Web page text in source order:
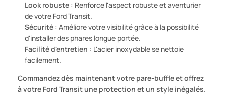
Look robuste : Renforce l'aspect robuste et aventurier
de votre Ford Transit.
Sécurité : Améliore votre visibilité grâce à la possibilité
d'installer des phares longue portée.
Facilité d'entretien : L'acier inoxydable se nettoie
facilement.
Commandez dès maintenant votre pare-buffle et offrez
à votre Ford Transit une protection et un style inégalés.